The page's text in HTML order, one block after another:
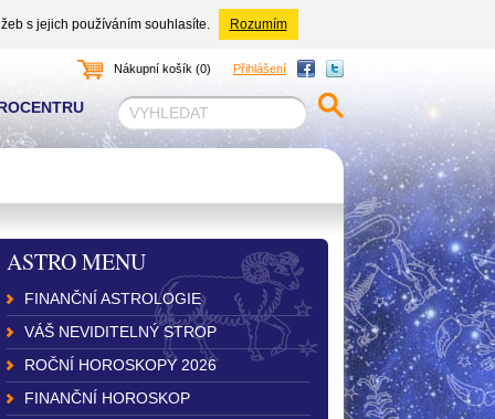
s jejich používáním souhlasíte. Rozumím
ASTRO MENU
FINANČNÍ ASTROLOGIE
VÁŠ NEVIDITELNÝ STROP
ROČNÍ HOROSKOPY 2026
FINANČNÍ HOROSKOP
Přihlášení
Nákupní košík (0)